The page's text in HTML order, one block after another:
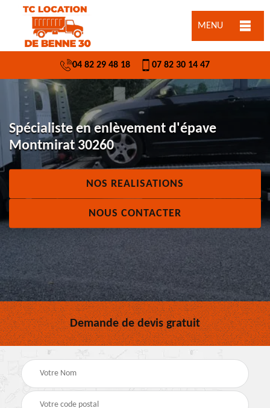
MENU
04 82 29 48 18 07 82 30 14 47
Spécialiste en enlèvement d'épave
Montmirat 30260
NOS REALISATIONS
NOUS CONTACTER
Demande de devis gratuit